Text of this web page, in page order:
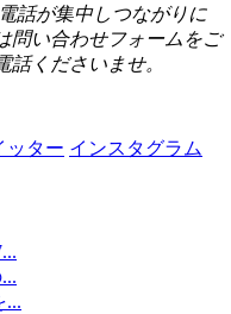
話が集中しつながりに
問い合わせフォームをご
くださいませ。
ッター インスタグラム
...